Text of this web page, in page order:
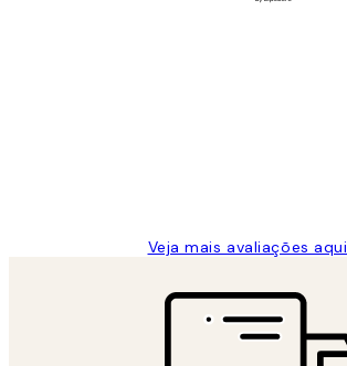
Veja mais avaliações aqui